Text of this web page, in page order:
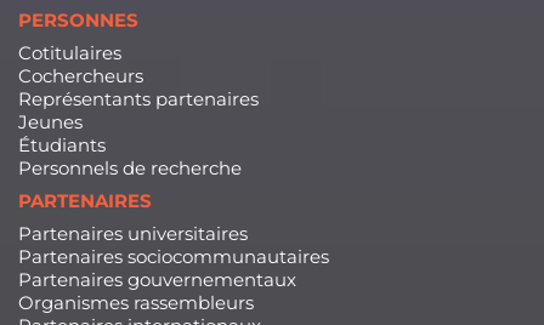
PERSONNES
Cotitulaires
Cochercheurs
Représentants partenaires
Jeunes
Étudiants
Personnels de recherche
PARTENAIRES
Partenaires universitaires
Partenaires sociocommunautaires
Partenaires gouvernementaux
Organismes rassembleurs